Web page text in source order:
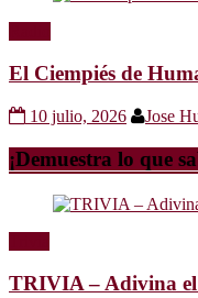
El Ciempiés de
10 julio, 2026 Jose
¡Demuestra lo que
TRIVIA – Adivina